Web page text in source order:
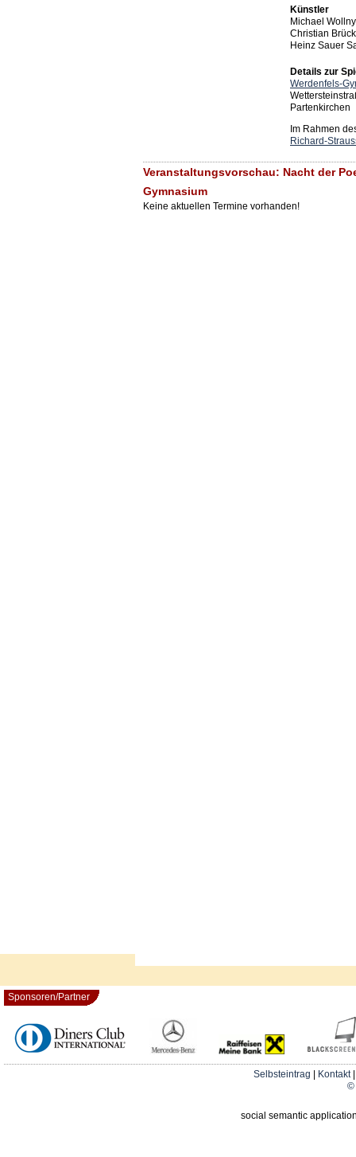
Künstler
Michael
Christian
Heinz Sauer
Details zur
Werdenfels-
Partenkirchen
Im Rahmen
Richard-
Veranstaltungsvorschau: Nacht der
Gymnasium
Keine aktuellen Termine vorhanden!
Sponsoren/Partner
Selbsteintrag Kontakt
©
social semantic